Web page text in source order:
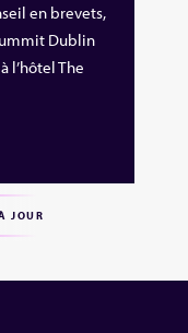
en brevets,
Dublin
l’hôtel The
JOUR